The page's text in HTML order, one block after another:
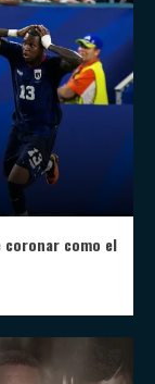
coronar como el